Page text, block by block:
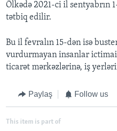
Ölkədə 2021-ci il sentyabrın
tətbiq edilir.
Bu il fevralın 15-dən isə
vurdurmayan insanlar
ticarət mərkəzlərinə, iş
Paylaş Follow us
This item is part of